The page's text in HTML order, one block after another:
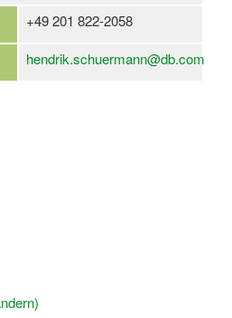
+49 201 822-2058
hendrik.schuermann@db.com